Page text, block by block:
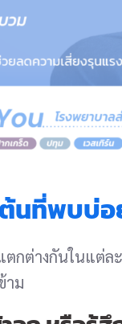
ต้นที่พบบ่
ตกต่างกันในแต่
าม